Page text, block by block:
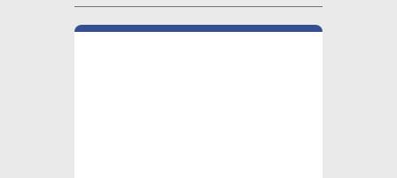
محلب : المباني الخضراء إضافة